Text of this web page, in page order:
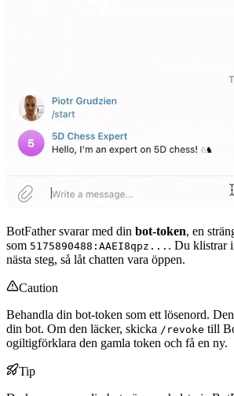
BotFather svarar med din bot-token, en
som 5175890488:AAEI8qpz... . Du klistrar
nästa steg, så låt chatten vara öppen.
Caution
Behandla din bot-token som ett lösenord.
din bot. Om den läcker, skicka /revoke till
ogiltigförklara den gamla token och få en ny.
Tip